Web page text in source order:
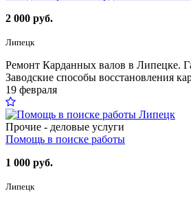
2 000 руб.
Липецк
Ремонт Карданных валов в Липецке.
Заводские способы восстановления
19 февраля
Прочие - деловые услуги
Помощь в поиске работы
1 000 руб.
Липецк